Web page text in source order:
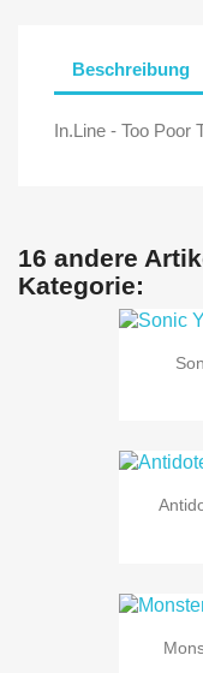
Beschreibung
In.Line - Too Poor
16 andere
Kategorie: